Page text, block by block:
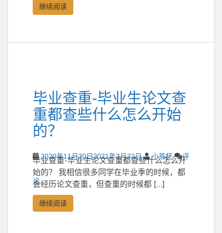
继续阅读
毕业查重-毕业生论文查
重都查些什么怎么开始
的？
2020年11月30日2021年3月22日 小茶杯 评
论
毕业查重-毕业生论文查重都查些什么怎么开
始的？ 我相信很多同学在毕业季的时候，都
会经历论文查重，但查重的时候都 […]
继续阅读